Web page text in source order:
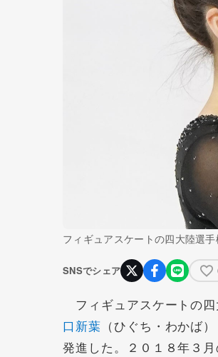
フィギュアスケートの四大陸選
SNSでシェア
フィギュアスケートの
口新葉 （ひぐち・わかば
発進した。２０１８年３